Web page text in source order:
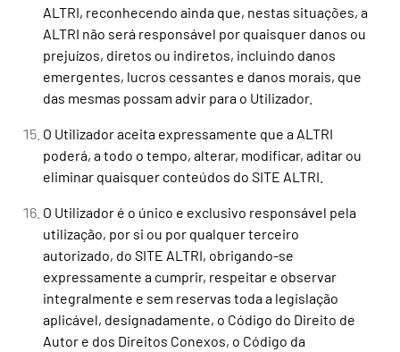
ALTRI, reconhecendo ainda que, nestas situações, a
ALTRI não será responsável por quaisquer danos ou
prejuízos, diretos ou indiretos, incluindo danos
emergentes, lucros cessantes e danos morais, que
das mesmas possam advir para o Utilizador.
O Utilizador aceita expressamente que a ALTRI
poderá, a todo o tempo, alterar, modificar, aditar ou
eliminar quaisquer conteúdos do SITE ALTRI.
O Utilizador é o único e exclusivo responsável pela
utilização, por si ou por qualquer terceiro
autorizado, do SITE ALTRI, obrigando-se
expressamente a cumprir, respeitar e observar
integralmente e sem reservas toda a legislação
aplicável, designadamente, o Código do Direito de
Autor e dos Direitos Conexos, o Código da